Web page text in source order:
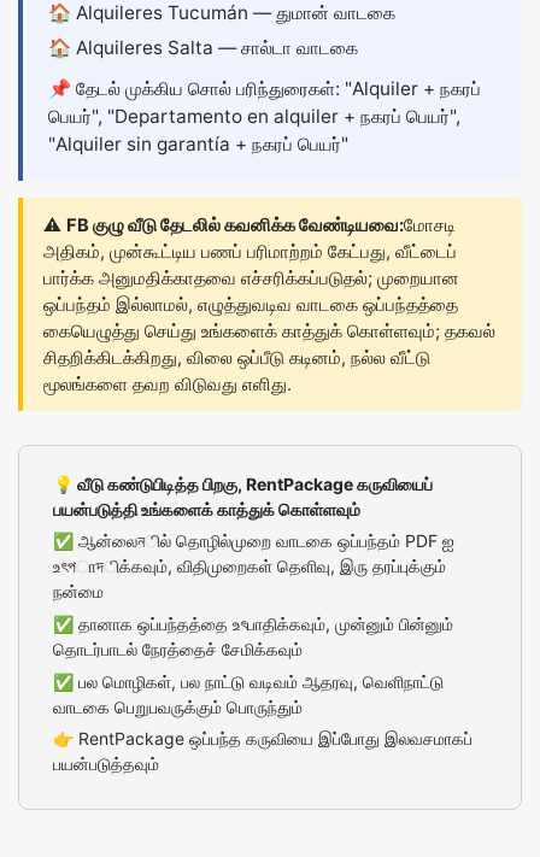
🏠 Alquileres Tucumán — துமான் வாடகை
🏠 Alquileres Salta — சால்டா வாடகை
📌 தேடல் முக்கிய சொல் பரிந்துரைகள்: "Alquiler + நகரப்
பெயர்", "Departamento en alquiler + நகரப் பெயர்",
"Alquiler sin garantía + நகரப் பெயர்"
⚠️ FB குழு வீடு தேடலில் கவனிக்க வேண்டியவை:மோசடி
அதிகம், முன்கூட்டிய பணப் பரிமாற்றம் கேட்பது, வீட்டைப்
பார்க்க அனுமதிக்காதவை எச்சரிக்கப்படுதல்; முறையான
ஒப்பந்தம் இல்லாமல், எழுத்துவடிவ வாடகை ஒப்பந்தத்தை
கையெழுத்து செய்து உங்களைக் காத்துக் கொள்ளவும்; தகவல்
சிதறிக்கிடக்கிறது, விலை ஒப்பீடு கடினம், நல்ல வீட்டு
மூலங்களை தவற விடுவது எளிது.
💡 வீடு கண்டுபிடித்த பிறகு, RentPackage கருவியைப்
பயன்படுத்தி உங்களைக் காத்துக் கொள்ளவும்
✅ ஆன்லைনில் தொழில்முறை வாடகை ஒப்பந்தம் PDF ஐ
உৎপாদிக்கவும், விதிமுறைகள் தெளிவு, இரு தரப்புக்கும்
நன்மை
✅ தானாக ஒப்பந்தத்தை உৎபாதிக்கவும், முன்னும் பின்னும்
தொடர்பாடல் நேரத்தைச் சேமிக்கவும்
✅ பல மொழிகள், பல நாட்டு வடிவம் ஆதரவு, வெளிநாட்டு
வாடகை பெறுபவருக்கும் பொருந்தும்
👉 RentPackage ஒப்பந்த கருவியை இப்போது இலவசமாகப்
பயன்படுத்தவும்